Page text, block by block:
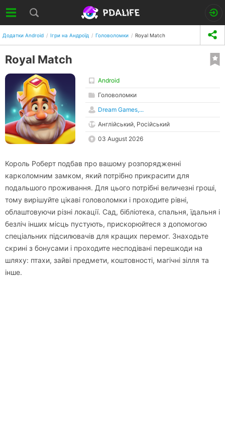
Додатки Android Ігри на Андроїд Головоломки Royal Match
Royal Match
Android
Головоломки
Dream Games,...
Англійський, Російський
03 August 2026
Король Роберт подбав про вашому розпорядженні
карколомним замком, який потрібно прикрасити для
подальшого проживання. Для цього потрібні величезні гроші,
тому вирішуйте цікаві головоломки і проходите рівні,
облаштовуючи різні локації. Сад, бібліотека, спальня, їдальня і
безліч інших місць пустують, прискорюйтеся з допомогою
спеціальних підсилювачів для кращих перемог. Знаходьте
скрині з бонусами і проходите несподівані перешкоди на
шляху: птахи, зайві предмети, коштовності, магічні зілля та
інше.